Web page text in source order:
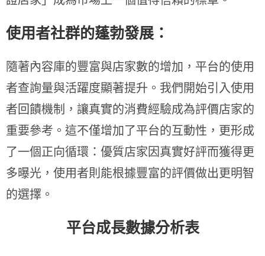
使用者社群的蓬勃發展：
隨著內容庫的豐富與店家數的增加，平台的使用
者查詢量與活躍度顯著提升。我們開始引入使用
者回饋機制，讓真實的消費經驗成為評價店家的
重要參考。這不僅增加了平台的互動性，更形成
了一個正向循環：優質店家因真實好評而獲得更
多曝光，使用者則能根據豐富的評價做出更明智
的選擇。
平台成長數據分析表